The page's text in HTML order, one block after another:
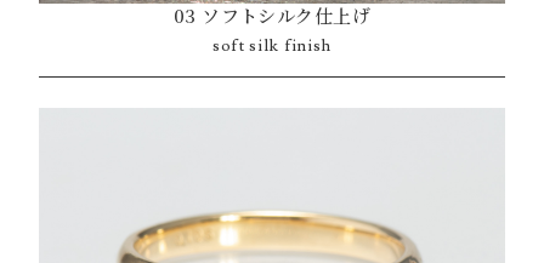
03 ソフトシルク仕上げ
soft silk finish